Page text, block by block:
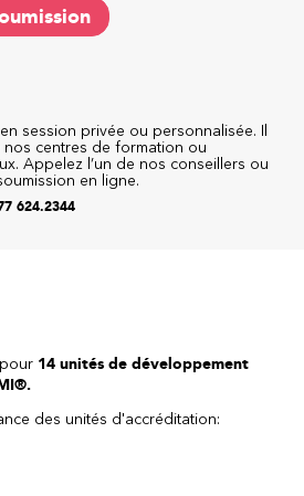
session privée ou personnalisée. Il
centres de formation ou
Appelez l’un de nos conseillers ou
en ligne.
624.2344
14 unités de développement
des unités d'accréditation: